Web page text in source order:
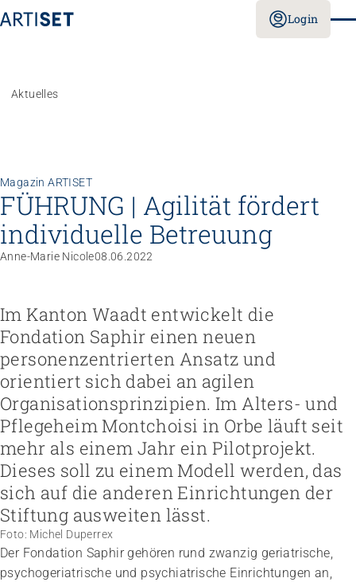
Login
Personal rekrutieren und führen
Arbeit und Betriebskultur gestalten
Betrieb führen und Recht umsetzen
Sicherheit gewährleisten
Finanzierung regeln
Angebote entwickeln
Nachhaltigkeit fördern
Einkauf organisieren
Berufliche Inklusion fördern
Mit Angehörigen arbeiten
Lebensende gestalten
Übergänge gestalten
Empowerment stärken
Gesundheitsfragen angehen
Integrität schützen
Bei Demenz begleiten
Psychische Gesundheit fördern
Höhere Fachschule Sozialpädagogik
Höhere Fachschule Kindheitspädagogik
Höhere Fachschule Gemeindeanimation
Praxispartner werden
Praxispartner finden
Sozial- und Selbstkompetenz
Führung und Management
Kindheits- und Sozialpädagogik
Pflege und Betreuung
Gastronomie und Hauswirtschaft
Laufbahnberatung
Föderation
Arbeiten bei ARTISET
Mitgliedschaft
Vision, Mission, Werte
Politik und Positionen
Zusammenarbeit
Projekte
Aktuelles
Magazin ARTISET
FÜHRUNG | Agilität fördert
individuelle Betreuung
Anne-Marie Nicole08.06.2022
Im Kanton Waadt entwickelt die
Fondation Saphir einen neuen
personenzentrierten Ansatz und
orientiert sich dabei an agilen
Organisationsprinzipien. Im Alters- und
Pflegeheim Montchoisi in Orbe läuft seit
mehr als einem Jahr ein Pilotprojekt.
Dieses soll zu einem Modell werden, das
sich auf die anderen Einrichtungen der
Stiftung ausweiten lässt.
Foto: Michel Duperrex
Der Fondation Saphir gehören rund zwanzig geriatrische,
psychogeriatrische und psychiatrische Einrichtungen an,